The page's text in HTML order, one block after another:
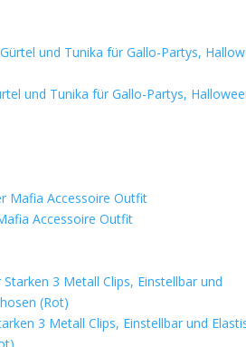
und Tunika für Gallo-Partys,
Accessoire Outfit
3 Metall Clips, Einstellbar und